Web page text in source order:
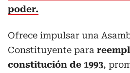
poder.
Ofrece impulsar una
Constituyente para
constitución de 1993,